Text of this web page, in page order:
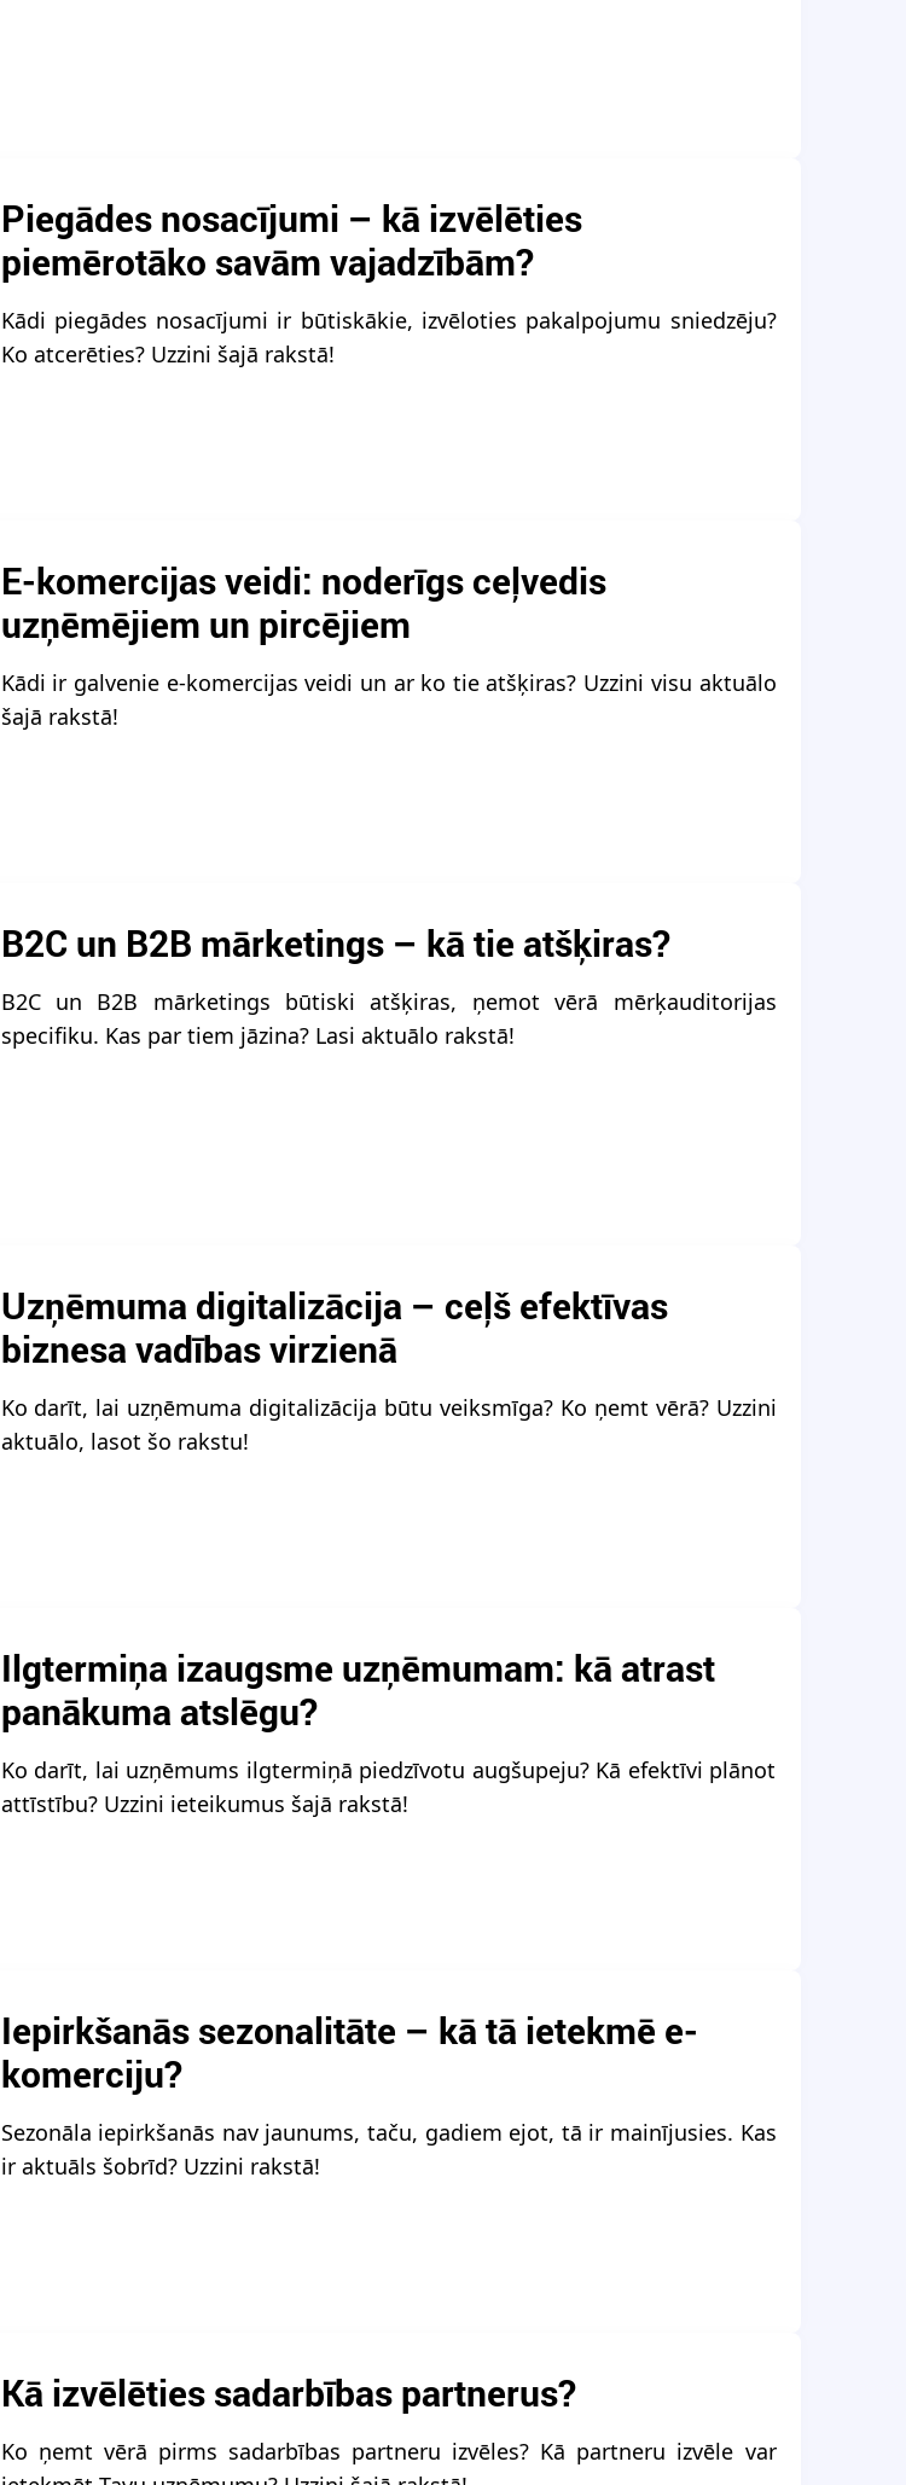
Piegādes nosacījumi – kā izvēlēties
piemērotāko savām vajadzībām?
Kādi piegādes nosacījumi ir būtiskākie, izvēloties pakalpojumu sniedzēju?
Ko atcerēties? Uzzini šajā rakstā!
E-komercijas veidi: noderīgs ceļvedis
uzņēmējiem un pircējiem
Kādi ir galvenie e-komercijas veidi un ar ko tie atšķiras? Uzzini visu aktuālo
šajā rakstā!
B2C un B2B mārketings – kā tie atšķiras?
B2C un B2B mārketings būtiski atšķiras, ņemot vērā mērķauditorijas
specifiku. Kas par tiem jāzina? Lasi aktuālo rakstā!
Uzņēmuma digitalizācija – ceļš efektīvas
biznesa vadības virzienā
Ko darīt, lai uzņēmuma digitalizācija būtu veiksmīga? Ko ņemt vērā? Uzzini
aktuālo, lasot šo rakstu!
Ilgtermiņa izaugsme uzņēmumam: kā atrast
panākuma atslēgu?
Ko darīt, lai uzņēmums ilgtermiņā piedzīvotu augšupeju? Kā efektīvi plānot
attīstību? Uzzini ieteikumus šajā rakstā!
Iepirkšanās sezonalitāte – kā tā ietekmē e-
komerciju?
Sezonāla iepirkšanās nav jaunums, taču, gadiem ejot, tā ir mainījusies. Kas
ir aktuāls šobrīd? Uzzini rakstā!
Kā izvēlēties sadarbības partnerus?
Ko ņemt vērā pirms sadarbības partneru izvēles? Kā partneru izvēle var